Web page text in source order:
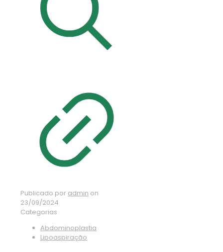
Publicado por admin on
23/09/2024
Categorias
Abdominoplastia
Lipoaspiração